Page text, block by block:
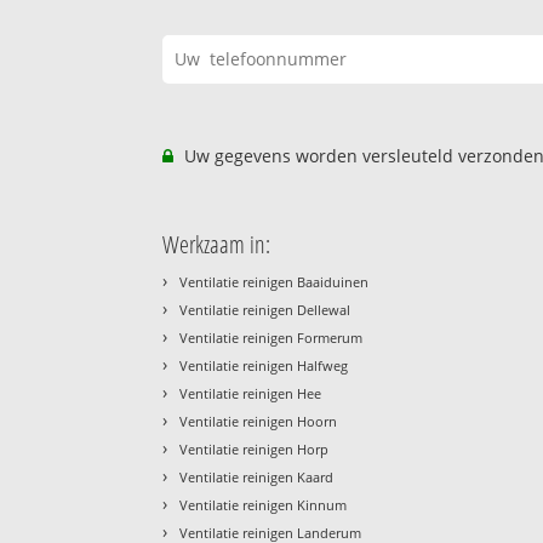
Uw gegevens worden versleuteld
Werkzaam in:
› Ventilatie reinigen Baaiduinen
› Ventilatie reinigen Dellewal
› Ventilatie reinigen Formerum
› Ventilatie reinigen Halfweg
› Ventilatie reinigen Hee
› Ventilatie reinigen Hoorn
› Ventilatie reinigen Horp
› Ventilatie reinigen Kaard
› Ventilatie reinigen Kinnum
› Ventilatie reinigen Landerum